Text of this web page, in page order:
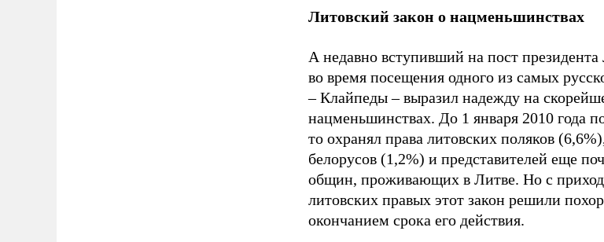
Литовский закон о нацменьшинствах
А недавно вступивший на пост
во время посещения одного из самых
– Клайпеды – выразил надежду на
нацменьшинствах. До 1 января 2010 года
то охранял права литовских поляков
белорусов (1,2%) и представителей еще
общин, проживающих в Литве. Но с
литовских правых этот закон решили
окончанием срока его действия.